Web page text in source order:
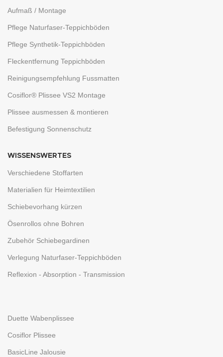
Aufmaß / Montage
Pflege Naturfaser-Teppichböden
Pflege Synthetik-Teppichböden
Fleckentfernung Teppichböden
Reinigungsempfehlung Fussmatten
Cosiflor® Plissee VS2 Montage
Plissee ausmessen & montieren
Befestigung Sonnenschutz
WISSENSWERTES
Verschiedene Stoffarten
Materialien für Heimtextilien
Schiebevorhang kürzen
Ösenrollos ohne Bohren
Zubehör Schiebegardinen
Verlegung Naturfaser-Teppichböden
Reflexion - Absorption - Transmission
Duette Wabenplissee
Cosiflor Plissee
BasicLine Jalousie